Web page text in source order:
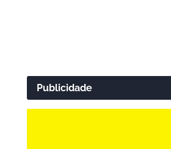
Publicidade